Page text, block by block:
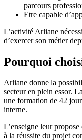
parcours
Etre capable
L’activité Arliane
d’exercer son métier
Pourquoi
Arliane donne la
secteur en plein essor.
une formation de 42
interne.
L’enseigne leur
à la réussite du projet